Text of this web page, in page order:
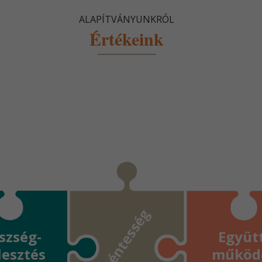
ALAPÍTVÁNYUNKRÓL
Értékeink